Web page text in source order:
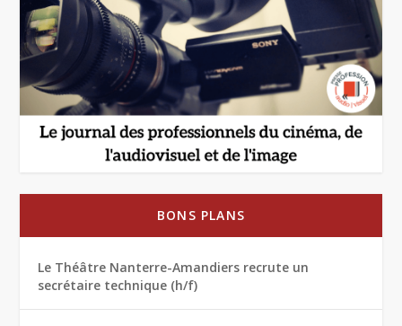
BONS PLANS
Le Théâtre Nanterre-Amandiers recrute un
secrétaire technique (h/f)